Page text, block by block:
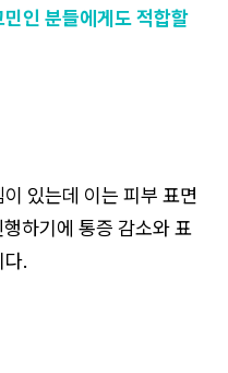
인 분들에게도 적합할
있는데 이는 피부 표면
하기에 통증 감소와 표
.